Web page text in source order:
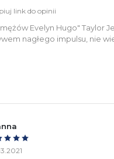
link do opinii
Evelyn Hugo" Taylor
nagłego impulsu, nie